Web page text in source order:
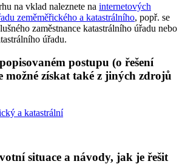
na vklad naleznete na internetových
zeměměřického a katastrálního, popř. se
zaměstnance katastrálního úřadu nebo
úřadu.
postupu (o řešení
možné získat také z jiných zdrojů
a katastrální
situace a návody, jak je řešit